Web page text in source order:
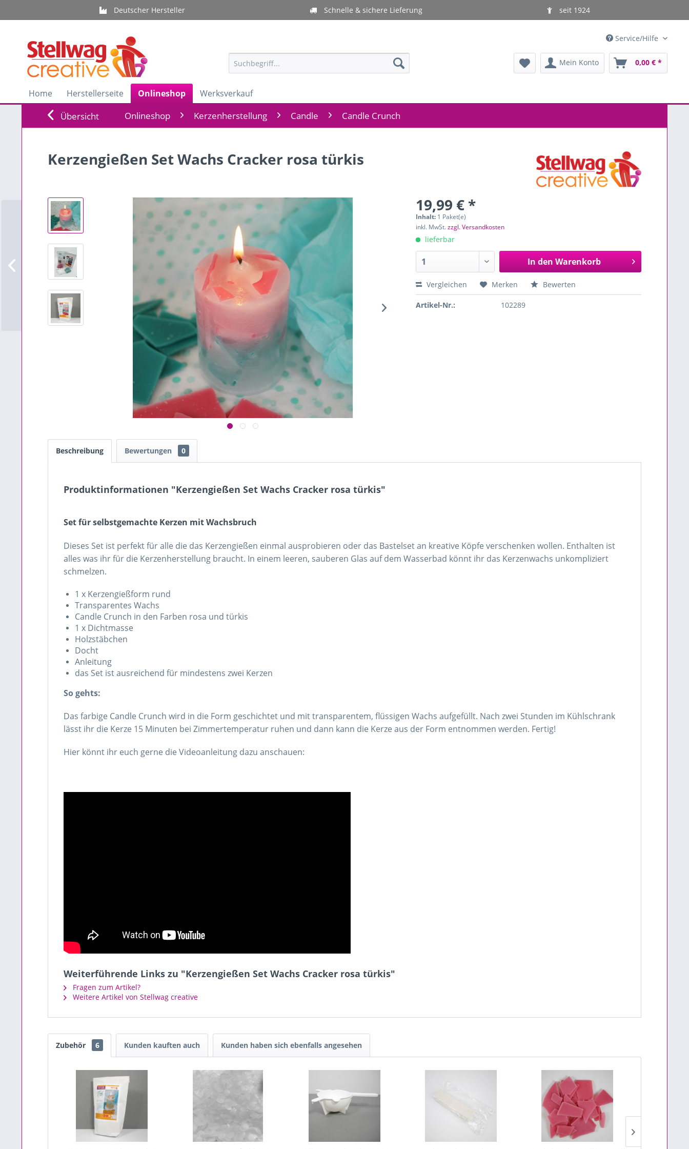
Deutscher Hersteller Schnelle & sichere Lieferung seit 1924
Service/Hilfe
Mein Konto 0,00 € *
Home Herstellerseite Onlineshop Werksverkauf
Übersicht Onlineshop Kerzenherstellung Candle Candle Crunch
Kerzengießen Set Wachs Cracker rosa türkis
19,99 € *
Inhalt: 1 Paket(e)
inkl. MwSt.zzgl. Versandkosten
lieferbar
In den Warenkorb
Vergleichen Merken Bewerten
Artikel-Nr.: 102289
Beschreibung Bewertungen 0
Produktinformationen "Kerzengießen Set Wachs Cracker rosa türkis"
Set für selbstgemachte Kerzen mit Wachsbruch
Dieses Set ist perfekt für alle die das Kerzengießen einmal ausprobieren oder das Bastelset an kreative Köpfe verschenken wollen. Enthalten ist
alles was ihr für die Kerzenherstellung braucht. In einem leeren, sauberen Glas auf dem Wasserbad könnt ihr das Kerzenwachs unkompliziert
schmelzen.
1 x Kerzengießform rund
Transparentes Wachs
Candle Crunch in den Farben rosa und türkis
1 x Dichtmasse
Holzstäbchen
Docht
Anleitung
das Set ist ausreichend für mindestens zwei Kerzen
So gehts:
Das farbige Candle Crunch wird in die Form geschichtet und mit transparentem, flüssigen Wachs aufgefüllt. Nach zwei Stunden im Kühlschrank
lässt ihr die Kerze 15 Minuten bei Zimmertemperatur ruhen und dann kann die Kerze aus der Form entnommen werden. Fertig!
Hier könnt ihr euch gerne die Videoanleitung dazu anschauen:
Weiterführende Links zu "Kerzengießen Set Wachs Cracker rosa türkis"
Fragen zum Artikel?
Weitere Artikel von Stellwag creative
Zubehör 6 Kunden kauften auch Kunden haben sich ebenfalls angesehen